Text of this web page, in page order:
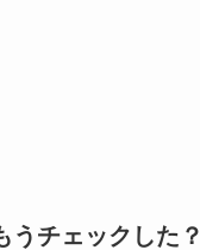
うチェックした？